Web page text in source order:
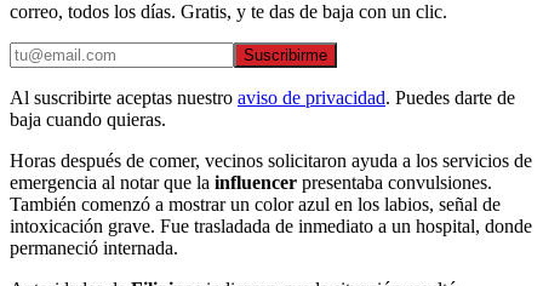
correo, todos los días. Gratis, y te das de baja con un clic.
Suscribirme
Al suscribirte aceptas nuestro aviso de privacidad. Puedes darte de
baja cuando quieras.
Horas después de comer, vecinos solicitaron ayuda a los servicios de
emergencia al notar que la influencer presentaba convulsiones.
También comenzó a mostrar un color azul en los labios, señal de
intoxicación grave. Fue trasladada de inmediato a un hospital, donde
permaneció internada.